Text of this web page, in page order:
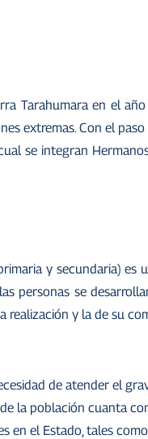
Tarahumara en el
extremas. Con el
se integran
y secundaria)
personas se
realización y la de su
de atender el
la población cuanta
en el Estado, tales